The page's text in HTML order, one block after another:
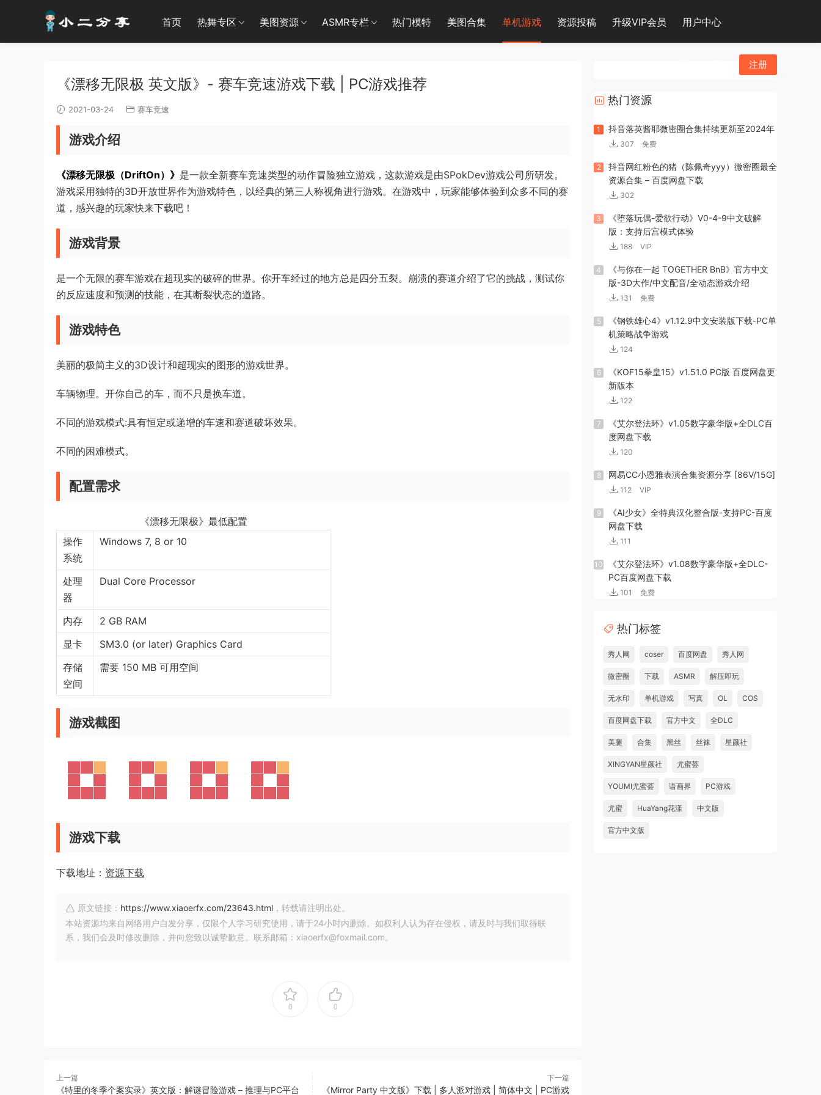
首页 热舞专区 美图资源 ASMR专栏 热门模特 美图合集 单机游戏 资源投稿 升级VIP会员 用户中心
注册
《漂移无限极 英文版》- 赛车竞速游戏下载 | PC游戏推荐
2021-03-24 赛车竞速
游戏介绍
《漂移无限极（DriftOn）》 是一款全新赛车竞速类型的动作冒险独立游戏，这款游戏是由SPokDev游戏公司所研发。
游戏采用独特的3D开放世界作为游戏特色，以经典的第三人称视角进行游戏。在游戏中，玩家能够体验到众多不同的赛
道，感兴趣的玩家快来下载吧！
游戏背景
是一个无限的赛车游戏在超现实的破碎的世界。你开车经过的地方总是四分五裂。崩溃的赛道介绍了它的挑战，测试你
的反应速度和预测的技能，在其断裂状态的道路。
游戏特色
美丽的极简主义的3D设计和超现实的图形的游戏世界。
车辆物理。开你自己的车，而不只是换车道。
不同的游戏模式:具有恒定或递增的车速和赛道破坏效果。
不同的困难模式。
配置需求
《漂移无限极》最低配置
操作
系统
Windows 7, 8 or 10
处理
器
Dual Core Processor
内存
2 GB RAM
显卡
SM3.0 (or later) Graphics Card
存储
空间
需要 150 MB 可用空间
游戏截图
游戏下载
下载地址： 资源下载
原文链接： https://www.xiaoerfx.com/23643.html ，转载请注明出处。
本站资源均来自网络用户自发分享，仅限个人学习研究使用，请于24小时内删除。如权利人认为存在侵权，请及时与我们取得联
系，我们会及时修改删除，并向您致以诚挚歉意。联系邮箱：xiaoerfx@foxmail.com。
0 0
上一篇
《特里的冬季个案实录》英文版：解谜冒险游戏 – 推理与PC平台
下一篇
《Mirror Party 中文版》下载 | 多人派对游戏 | 简体中文 | PC游戏
热门资源
1 抖音落英酱耶微密圈合集持续更新至2024年
307 免费
2
抖音网红粉色的猪（陈佩奇yyy）微密圈最全
资源合集 – 百度网盘下载
302
3
《堕落玩偶-爱欲行动》V0-4-9中文破解
版：支持后宫模式体验
188 VIP
4
《与你在一起 TOGETHER BnB》官方中文
版-3D大作/中文配音/全动态游戏介绍
131 免费
5
《钢铁雄心4》v1.12.9中文安装版下载-PC单
机策略战争游戏
124
6
《KOF15拳皇15》v1.51.0 PC版 百度网盘更
新版本
122
7
《艾尔登法环》v1.05数字豪华版+全DLC百
度网盘下载
120
8 网易CC小恩雅表演合集资源分享 [86V/15G]
112 VIP
9
《AI少女》全特典汉化整合版-支持PC-百度
网盘下载
111
10
《艾尔登法环》v1.08数字豪华版+全DLC-
PC百度网盘下载
101 免费
热门标签
秀人网 coser 百度网盘 秀人网
微密圈 下载 ASMR 解压即玩
无水印 单机游戏 写真 OL COS
百度网盘下载 官方中文 全DLC
美腿 合集 黑丝 丝袜 星颜社
XINGYAN星颜社 尤蜜荟
YOUMI尤蜜荟 语画界 PC游戏
尤蜜 HuaYang花漾 中文版
官方中文版